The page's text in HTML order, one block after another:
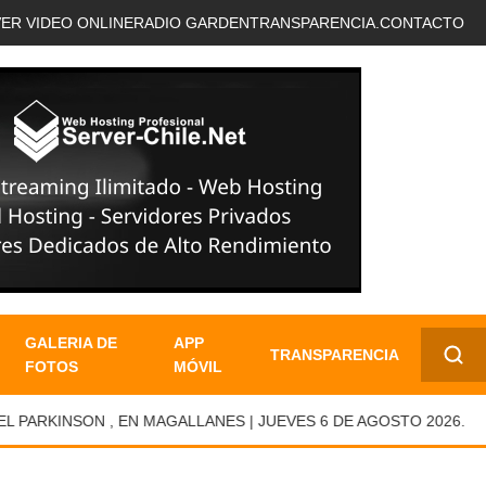
VIDEO ONLINERADIO GARDENTRANSPARENCIA. CONTACTO
GALERIA DE
FOTOS
APP
MÓVIL
TRANSPARENCIA
✕
, EN MAGALLANES | JUEVES 6 DE AGOSTO 2026.